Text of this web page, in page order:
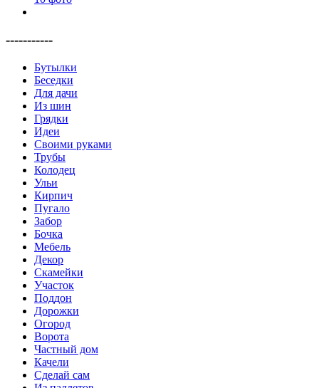
-----------
Бутылки
Беседки
Для дачи
Из шин
Грядки
Идеи
Своими руками
Трубы
Колодец
Ульи
Кирпич
Пугало
Забор
Бочка
Мебель
Декор
Скамейки
Участок
Поддон
Дорожки
Огород
Ворота
Частный дом
Качели
Сделай сам